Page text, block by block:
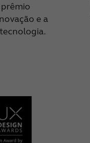
prêmio
e a